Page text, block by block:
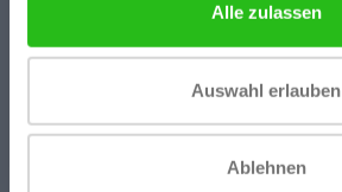
Alle zulassen
Auswahl erlauben
Ablehnen
Bewertungen